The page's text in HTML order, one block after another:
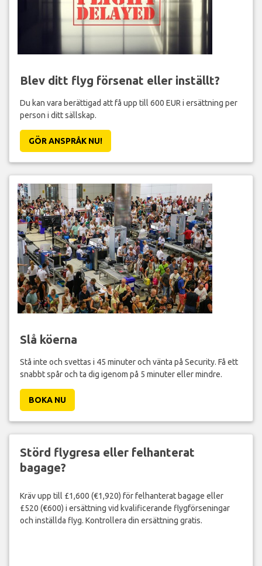
Blev ditt flyg försenat eller inställt?
Du kan vara berättigad att få upp till 600 EUR i ersättning per
person i ditt sällskap.
GÖR ANSPRÅK NU!
Slå köerna
Stå inte och svettas i 45 minuter och vänta på Security. Få ett
snabbt spår och ta dig igenom på 5 minuter eller mindre.
BOKA NU
Störd flygresa eller felhanterat
bagage?
Kräv upp till £1,600 (€1,920) för felhanterat bagage eller
£520 (€600) i ersättning vid kvalificerande flygförseningar
och inställda flyg. Kontrollera din ersättning gratis.